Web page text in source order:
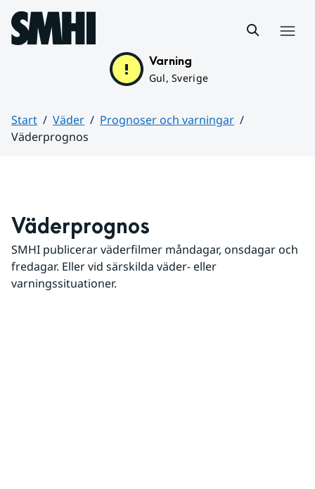
Hoppa till sidans innehåll
Varning
Gul, Sverige
Start Väder
Prognoser och varningar
Väderprognos
Väderprognos
SMHI publicerar väderfilmer måndagar, onsdagar och
fredagar. Eller vid särskilda väder- eller
varningssituationer.